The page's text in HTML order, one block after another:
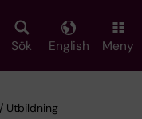
Sök English Meny
/ Utbildning